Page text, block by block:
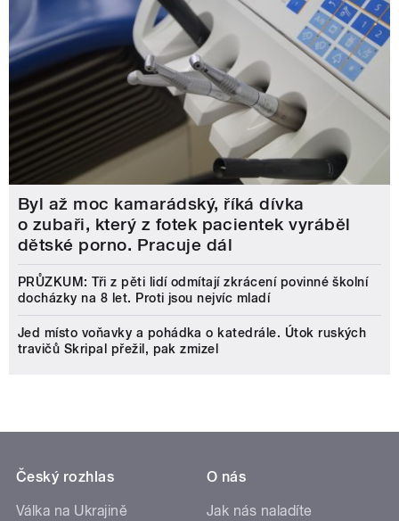
Byl až moc kamarádský, říká dívka
o zubaři, který z fotek pacientek vyráběl
dětské porno. Pracuje dál
PRŮZKUM: Tři z pěti lidí odmítají zkrácení povinné školní
docházky na 8 let. Proti jsou nejvíc mladí
Jed místo voňavky a pohádka o katedrále. Útok ruských
travičů Skripal přežil, pak zmizel
Český rozhlas
Válka na Ukrajině
O nás
Jak nás naladíte